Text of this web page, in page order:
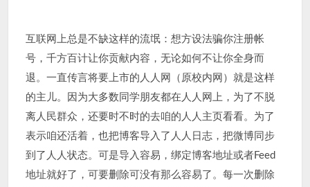
互联网上总是不缺这样的流氓：想方设法骗你注册帐
号，千方百计让你贡献内容，无论如何不让你全身而
退。一直传言将要上市的人人网（原校内网）就是这样
的主儿。因为大多数同学朋友都在人人网上，为了不脱
离人民群众，还要时不时的去咱的人人主页看看。为了
表示咱还活着，也把博客导入了人人日志，把微博同步
到了人人状态。可是导入容易，绑定博客地址或者Feed
地址就好了，可要删除可没有那么容易了。每一次删除